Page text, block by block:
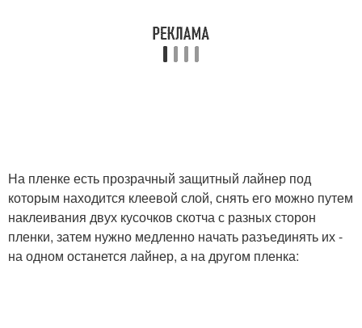
На пленке есть прозрачный защитный лайнер под
которым находится клеевой слой, снять его можно путем
наклеивания двух кусочков скотча с разных сторон
пленки, затем нужно медленно начать разъединять их -
на одном останется лайнер, а на другом пленка: